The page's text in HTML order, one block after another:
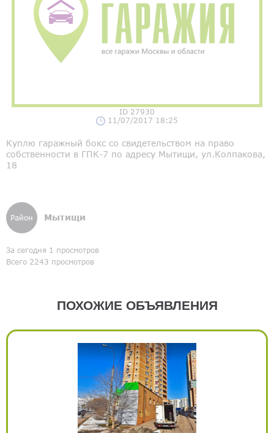
ID 27930
11/07/2017 18:25
Куплю гаражный бокс со свидетельством на право
собственности в ГПК-7 по адресу Мытищи, ул.Колпакова,
18
Район Мытищи
За сегодня 1 просмотров
Всего 2243 просмотров
ПОХОЖИЕ ОБЪЯВЛЕНИЯ